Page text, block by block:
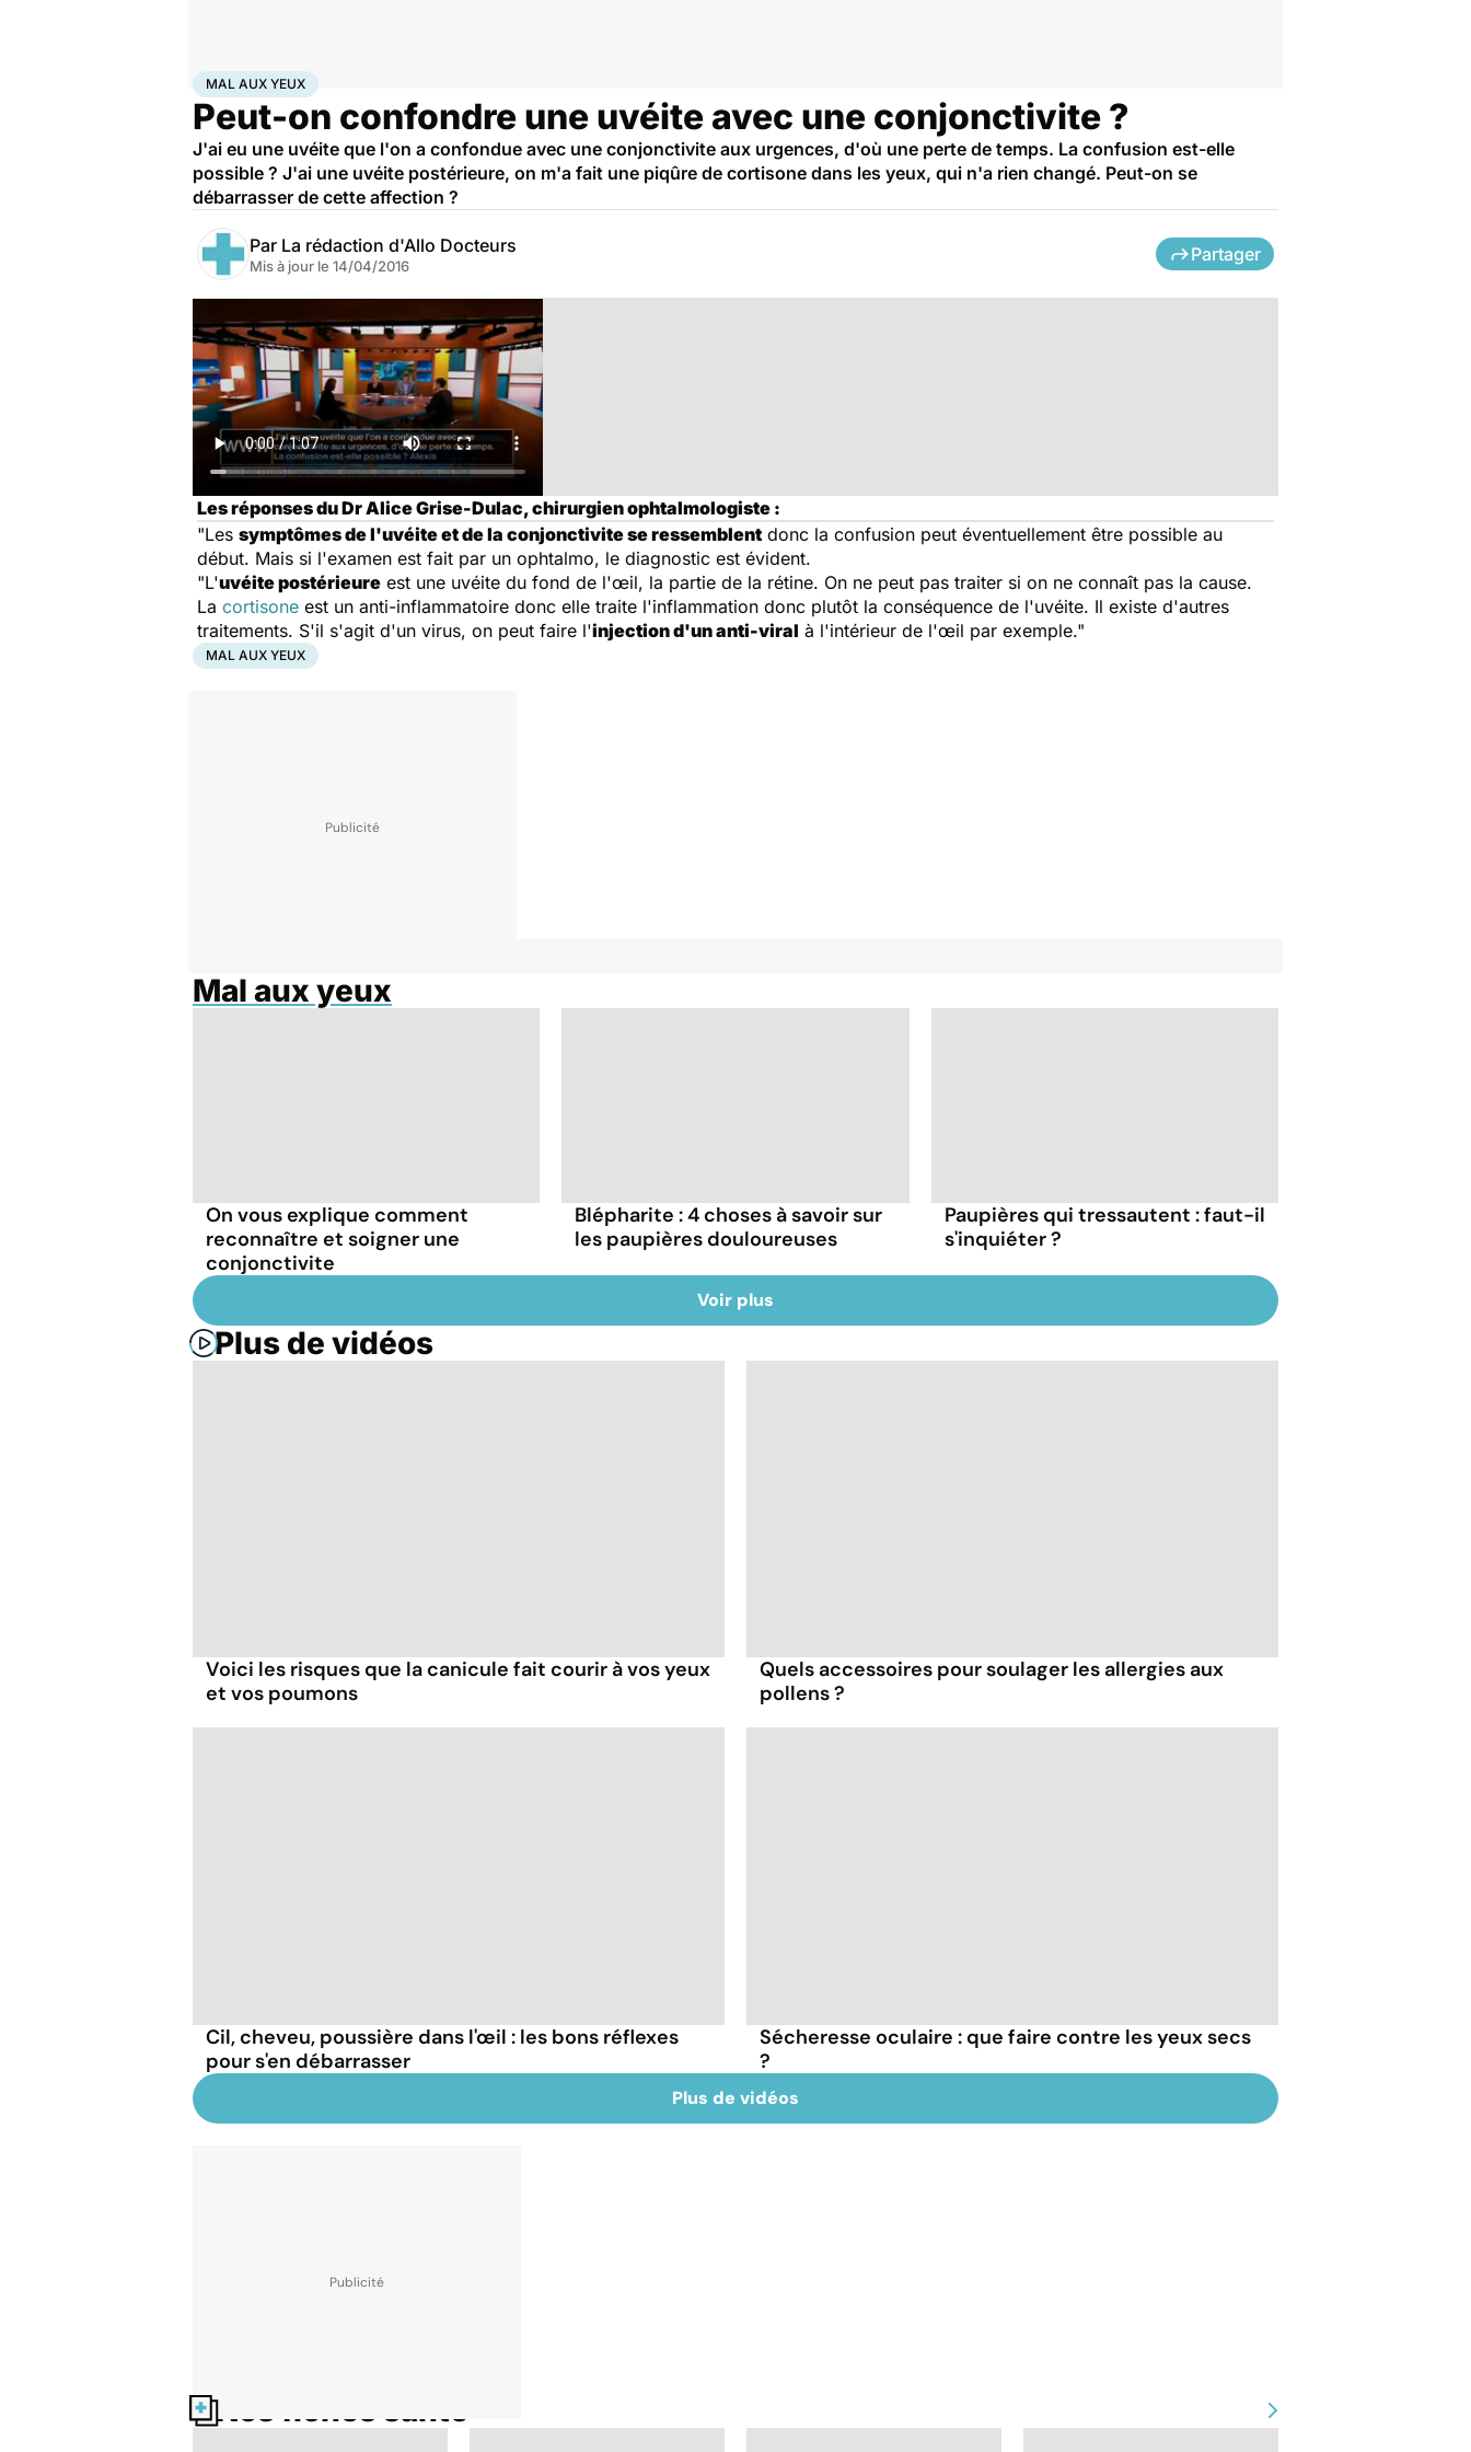
Accueil SantéBobos du quotidien
MAL AUX YEUX
Peut-on confondre une uvéite avec une conjonctivite ?
J'ai eu une uvéite que l'on a confondue avec une conjonctivite aux urgences, d'où une perte de temps. La confusion est-elle
possible ? J'ai une uvéite postérieure, on m'a fait une piqûre de cortisone dans les yeux, qui n'a rien changé. Peut-on se
débarrasser de cette affection ?
Par La rédaction d'Allo Docteurs
Mis à jour le 14/04/2016
Partager
Les réponses du Dr Alice Grise-Dulac, chirurgien ophtalmologiste :
"Les symptômes de l'uvéite et de la conjonctivite se ressemblent donc la confusion peut éventuellement être possible au
début. Mais si l'examen est fait par un ophtalmo, le diagnostic est évident.
"L'uvéite postérieure est une uvéite du fond de l'œil, la partie de la rétine. On ne peut pas traiter si on ne connaît pas la cause.
La cortisone est un anti-inflammatoire donc elle traite l'inflammation donc plutôt la conséquence de l'uvéite. Il existe d'autres
traitements. S'il s'agit d'un virus, on peut faire l'injection d'un anti-viral à l'intérieur de l'œil par exemple."
MAL AUX YEUX
Mal aux yeux
On vous explique comment
reconnaître et soigner une
conjonctivite
Blépharite : 4 choses à savoir sur
les paupières douloureuses
Paupières qui tressautent : faut-il
s'inquiéter ?
Voir plus
Plus de vidéos
Voici les risques que la canicule fait courir à vos yeux
et vos poumons
Quels accessoires pour soulager les allergies aux
pollens ?
Cil, cheveu, poussière dans l'œil : les bons réflexes
pour s'en débarrasser
Sécheresse oculaire : que faire contre les yeux secs
?
Plus de vidéos
Nos fiches santé